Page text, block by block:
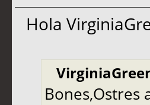
Hola
Bones,Ostres